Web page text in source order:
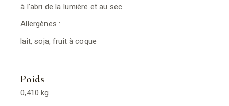
à l’abri de la lumière et au sec
Allergènes :
lait, soja, fruit à coque
Poids
0,410 kg